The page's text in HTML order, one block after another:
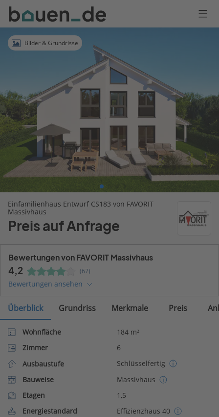
Bauen
Logo
AnmeldenBilder & Grundrisse
Einfamilienhaus Entwurf CS183 von FAVORIT
Massivhaus
Preis auf Anfrage
Bewertungen von FAVORIT Massivhaus
4,2 (67)
Bewertungen ansehen
Überblick Grundriss Merkmale Preis
Wohnfläche
184 m²
Zimmer
6
Ausbaustufe
Schlüsselfertig
Bauweise
Massivhaus
Etagen
1,5
Energiestandard
Effizienzhaus 40